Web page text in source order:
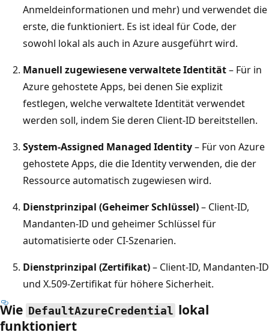
Anmeldeinformationen und mehr) und verwendet die
erste, die funktioniert. Es ist ideal für Code, der
sowohl lokal als auch in Azure ausgeführt wird.
Manuell zugewiesene verwaltete Identität– Für in
Azure gehostete Apps, bei denen Sie explizit
festlegen, welche verwaltete Identität verwendet
werden soll, indem Sie deren Client-ID bereitstellen.
System-Assigned Managed Identity– Für von Azure
gehostete Apps, die die Identity verwenden, die der
Ressource automatisch zugewiesen wird.
Dienstprinzipal (Geheimer Schlüssel)– Client-ID,
Mandanten-ID und geheimer Schlüssel für
automatisierte oder CI-Szenarien.
Dienstprinzipal (Zertifikat)– Client-ID, Mandanten-ID
und X.509-Zertifikat für höhere Sicherheit.
Wie DefaultAzureCredential lokal
funktioniert